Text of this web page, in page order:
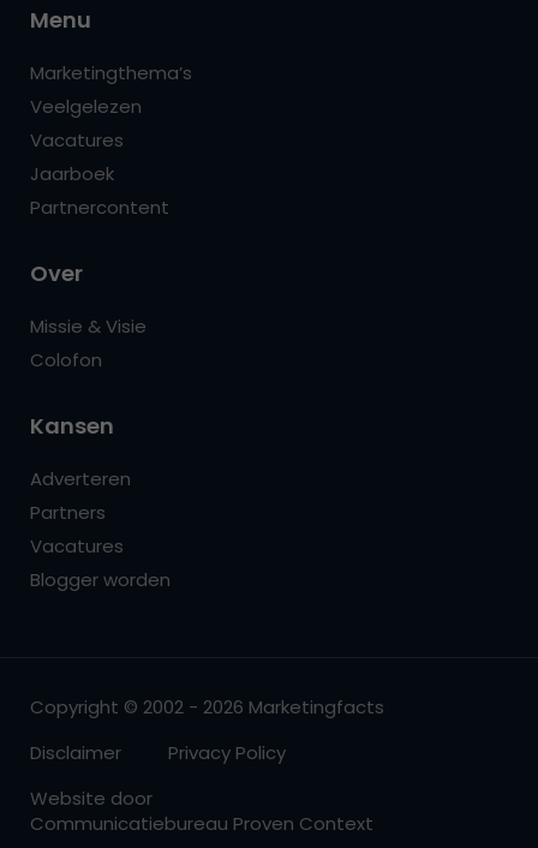
Menu
Marketingthema’s
Veelgelezen
Vacatures
Jaarboek
Partnercontent
Over
Missie & Visie
Colofon
Kansen
Adverteren
Partners
Vacatures
Blogger worden
Copyright © 2002 - 2026 Marketingfacts
Disclaimer
Privacy Policy
Website door
Communicatiebureau Proven Context